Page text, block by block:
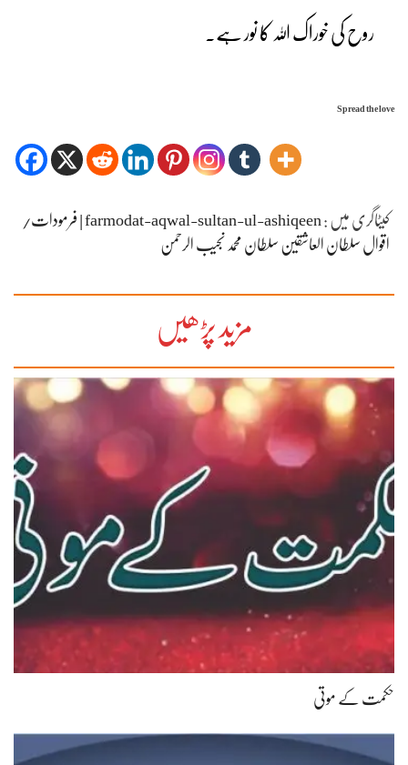
روح کی خوراک اللہ کا نور ہے۔
Spread the love
کیٹاگری میں :
farmodat-aqwal-sultan-ul-ashiqeen | فرمودات/
اقوال سلطان العاشقین سلطان محمد نجیب الرحمن
مزید پڑھیں
حکمت کے موتی